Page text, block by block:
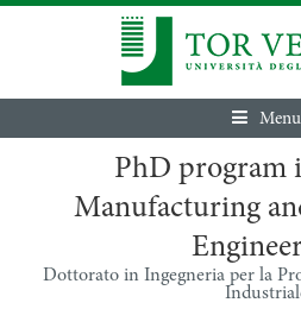
Menu
PhD program
Manufacturing
Dottorato in Ingegneria per la